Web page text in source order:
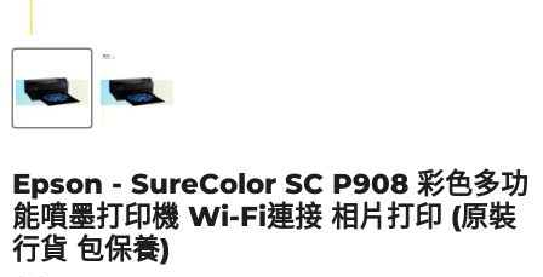
Epson - SureColor SC P908 彩色多功
能噴墨打印機 Wi-Fi連接 相片打印 (原裝
行貨 包保養)